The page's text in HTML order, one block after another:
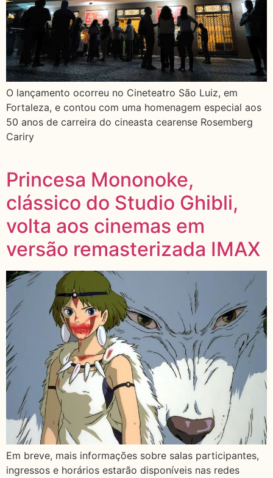
O lançamento ocorreu no Cineteatro São Luiz, em
Fortaleza, e contou com uma homenagem especial aos
50 anos de carreira do cineasta cearense Rosemberg
Cariry
Princesa Mononoke,
clássico do Studio Ghibli,
volta aos cinemas em
versão remasterizada IMAX
Em breve, mais informações sobre salas participantes,
ingressos e horários estarão disponíveis nas redes